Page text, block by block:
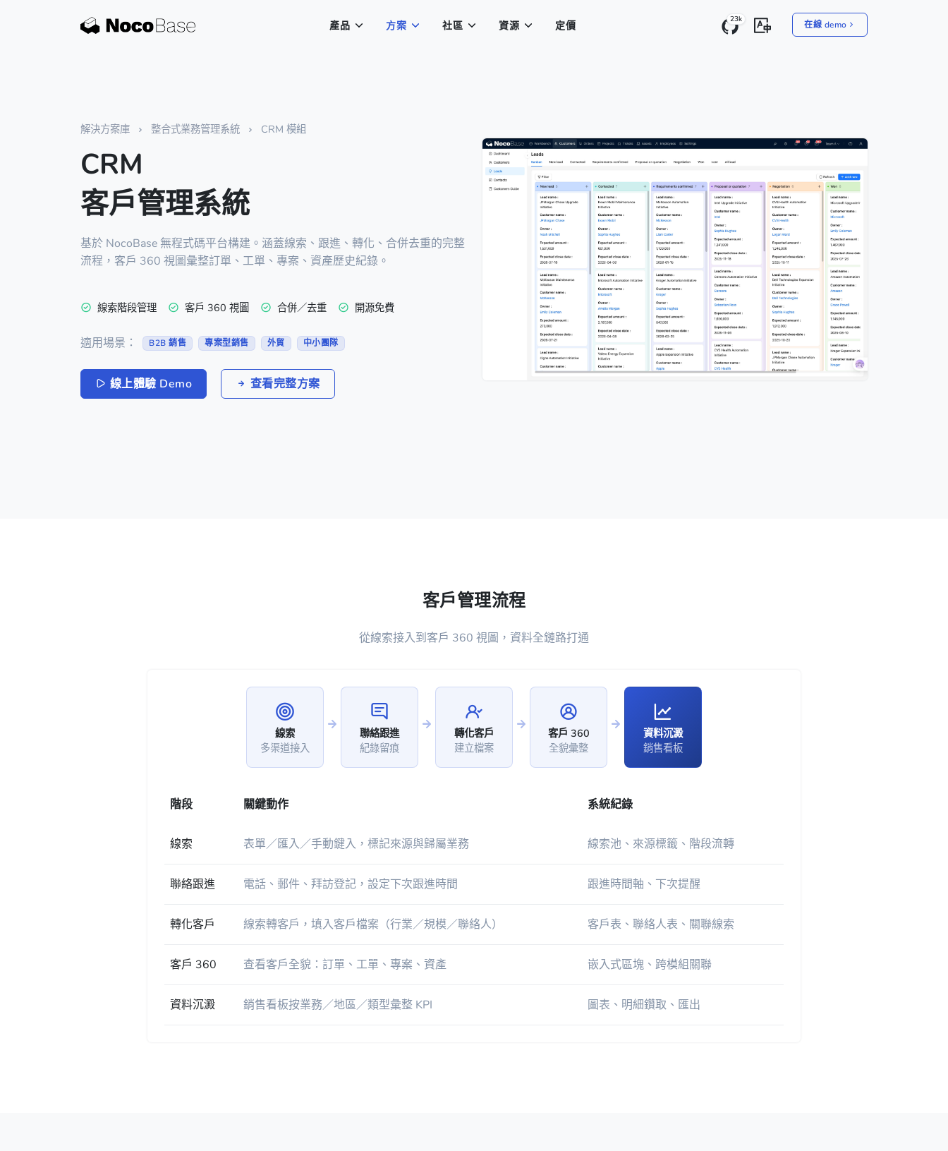
在線 demo
23k
產品 方案 社區 資源 定價
解決方案庫 整合式業務管理系統 CRM 模組
CRM
客戶管理系統
基於 NocoBase 無程式碼平台構建。涵蓋線索、跟進、轉化、合併去重的完整
流程，客戶 360 視圖彙整訂單、工單、專案、資產歷史紀錄。
線索階段管理 客戶 360 視圖 合併／去重 開源免費
適用場景： B2B 銷售 專案型銷售 外貿 中小團隊
線上體驗 Demo 查看完整方案
客戶管理流程
從線索接入到客戶 360 視圖，資料全鏈路打通
線索
多渠道接入
聯絡跟進
紀錄留痕
轉化客戶
建立檔案
客戶 360
全貌彙整
資料沉澱
銷售看板
階段 關鍵動作 系統紀錄
線索 表單／匯入／手動鍵入，標記來源與歸屬業務 線索池、來源標籤、階段流轉
聯絡跟進 電話、郵件、拜訪登記，設定下次跟進時間 跟進時間軸、下次提醒
轉化客戶 線索轉客戶，填入客戶檔案（行業／規模／聯絡人） 客戶表、聯絡人表、關聯線索
客戶 360 查看客戶全貌：訂單、工單、專案、資產 嵌入式區塊、跨模組關聯
資料沉澱 銷售看板按業務／地區／類型彙整 KPI 圖表、明細鑽取、匯出